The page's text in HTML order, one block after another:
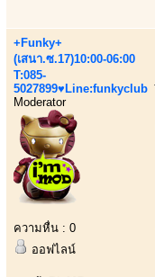
+Funky+
(เสนา.ซ.17)10:00-06:00
T:085-
5027899♥Line:funkyclub
Moderator
ความหื่น : 0
ออฟไลน์